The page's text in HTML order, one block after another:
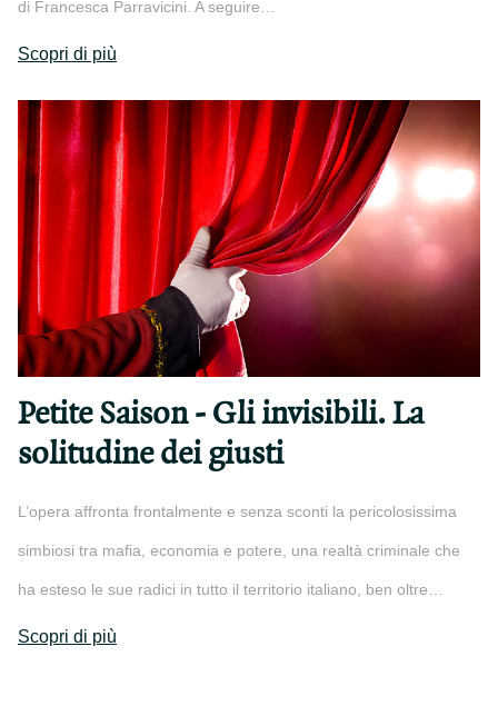
di Francesca Parravicini. A seguire…
Scopri di più
Petite Saison - Gli invisibili. La
solitudine dei giusti
L’opera affronta frontalmente e senza sconti la pericolosissima
simbiosi tra mafia, economia e potere, una realtà criminale che
ha esteso le sue radici in tutto il territorio italiano, ben oltre…
Scopri di più